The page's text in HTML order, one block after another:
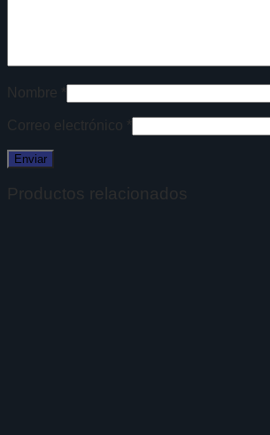
Nombre *
Correo electrónico *
Productos relacionados